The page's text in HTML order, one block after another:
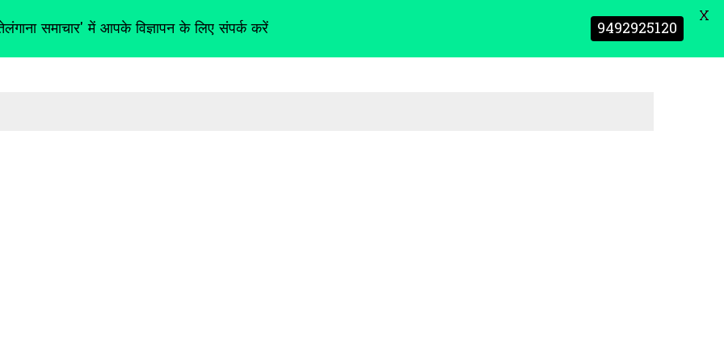
समाचार' में आपके विज्ञापन के लिए संपर्क करें 9492925120 X